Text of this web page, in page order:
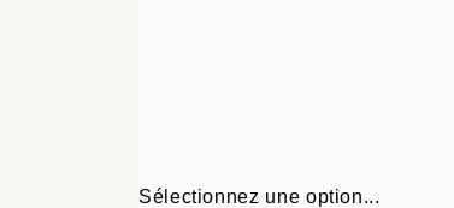
Sélectionnez une option...